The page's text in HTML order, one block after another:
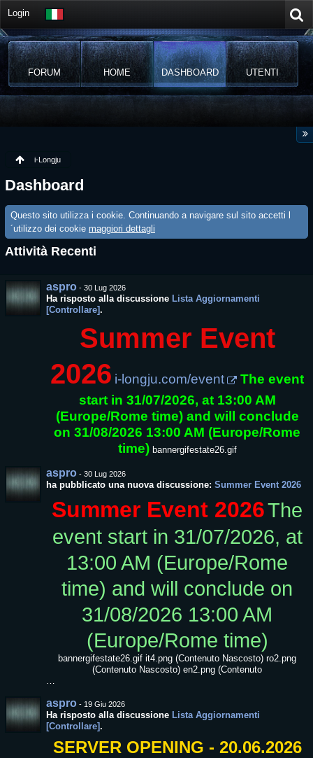
Login
FORUM HOME DASHBOARD UTENTI
i-Longju
Dashboard
Questo sito utilizza i cookie. Continuando a navigare sul sito accetti l
´utilizzo dei cookie maggiori dettagli
Attività Recenti
aspro - 30 Lug 2026
Ha risposto alla discussione Lista Aggiornamenti
[Controllare].
Summer Event
2026 i-longju.com/event
The event
start in 31/07/2026, at 13:00 AM
(Europe/Rome time) and will conclude
on 31/08/2026 13:00 AM (Europe/Rome
time) bannergifestate26.gif
aspro - 30 Lug 2026
ha pubblicato una nuova discussione: Summer Event 2026
Summer Event 2026The
event start in 31/07/2026, at
13:00 AM (Europe/Rome
time) and will conclude on
31/08/2026 13:00 AM
(Europe/Rome time)
bannergifestate26.gif it4.png (Contenuto Nascosto) ro2.png
(Contenuto Nascosto) en2.png (Contenuto
…
aspro - 19 Giu 2026
Ha risposto alla discussione Lista Aggiornamenti
[Controllare].
SERVER OPENING - 20.06.2026